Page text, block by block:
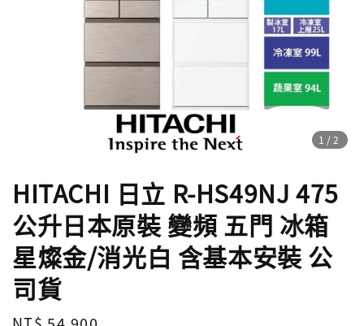
1 /2
HITACHI 日立 R-HS49NJ 475
公升日本原裝 變頻 五門 冰箱
星燦金/消光白 含基本安裝 公
司貨